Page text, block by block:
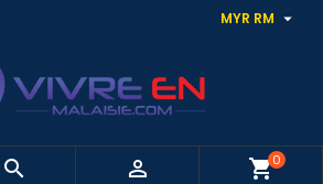
MYR RM 
  shopping_cart0